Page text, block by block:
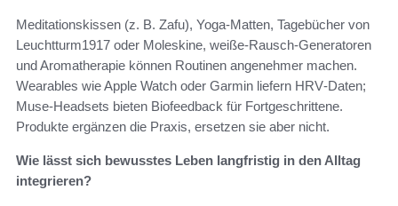
Meditationskissen (z. B. Zafu), Yoga‑Matten, Tagebücher von
Leuchtturm1917 oder Moleskine, weiße‑Rausch‑Generatoren
und Aromatherapie können Routinen angenehmer machen.
Wearables wie Apple Watch oder Garmin liefern HRV‑Daten;
Muse‑Headsets bieten Biofeedback für Fortgeschrittene.
Produkte ergänzen die Praxis, ersetzen sie aber nicht.
Wie lässt sich bewusstes Leben langfristig in den Alltag
integrieren?